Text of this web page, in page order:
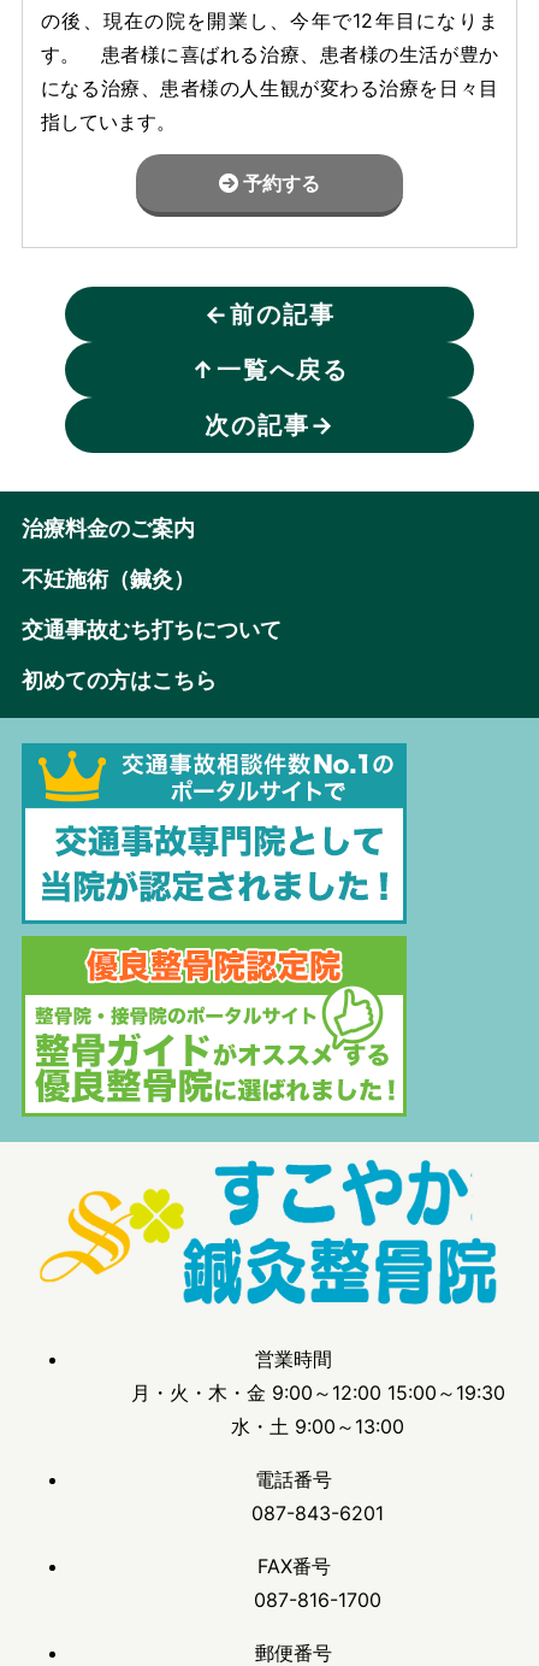
の後、現在の院を開業し、今年で12年目になりま
す。 患者様に喜ばれる治療、患者様の生活が豊か
になる治療、患者様の人生観が変わる治療を日々目
指しています。
予約する
←前の記事
↑ 一覧へ戻る
次の記事→
治療料金のご案内
不妊施術（鍼灸）
交通事故むち打ちについて
初めての方はこちら
営業時間
月・火・木・金 9:00～12:00 15:00～19:30
水・土 9:00～13:00
電話番号
087-843-6201
FAX番号
087-816-1700
郵便番号